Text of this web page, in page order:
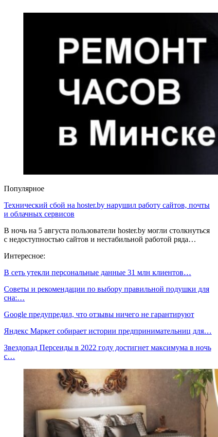
Популярное
Технический сбой на hoster.by нарушил работу сайтов, почты
и облачных сервисов
В ночь на 5 августа пользователи hoster.by могли столкнуться
с недоступностью сайтов и нестабильной работой ряда…
Интересное:
В сеть утекли персональные данные 31 млн клиентов…
Советы и рекомендации по выбору правильной подушки для
сна:…
Google предупредил, что отзывы ничего не гарантируют
Яндекс Маркет собирает истории предпринимательниц для…
Звездопад Персеиды в 2022 году достигнет максимума в ночь
с…